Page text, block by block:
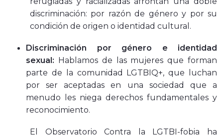
discriminación: por razón de género y por su
condición de origen o identidad cultural.
Discriminación por género e identidad
sexual: Hablamos de las mujeres que forman
parte de la comunidad LGTBIQ+, que luchan
por ser aceptadas en una sociedad que a
menudo les niega derechos fundamentales y
reconocimiento.
El Observatorio Contra la LGTBI-fobia ha